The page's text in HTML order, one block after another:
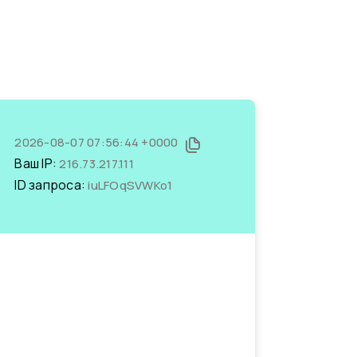
2026-08-07 07:56:44 +0000
Ваш IP:216.73.217.111
ID запроса:iuLFOqSVWKo1